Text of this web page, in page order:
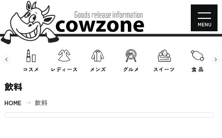
コスメ レディース メンズ グルメ スイーツ 食 品
MENU
飲料
HOME 飲料